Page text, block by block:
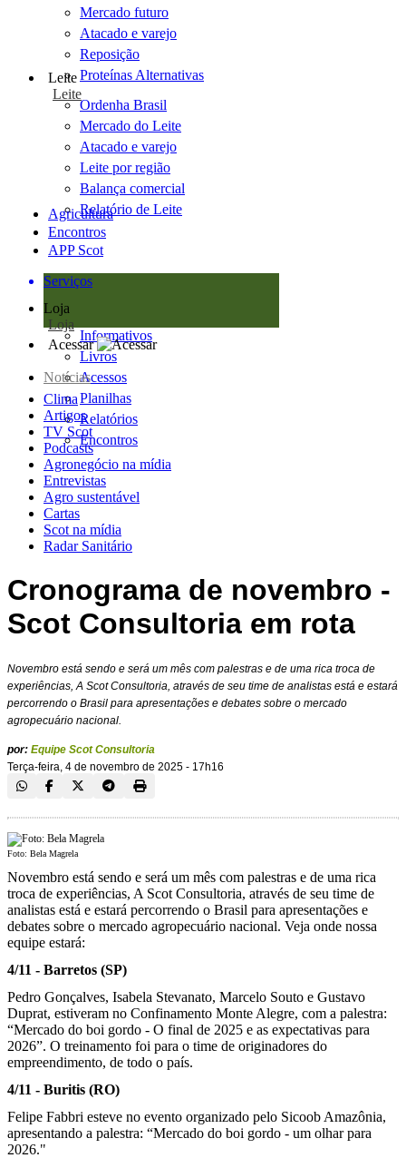
Mercado futuro
Atacado e varejo
Reposição
Proteínas Alternativas
Leite
Leite
Ordenha Brasil
Mercado do Leite
Atacado e varejo
Leite por região
Balança comercial
Relatório de Leite
Agricultura
Encontros
APP Scot
Serviços
Loja
Loja
Informativos
Livros
Acessos
Planilhas
Relatórios
Encontros
Acessar
Notícias
Clima
Artigos
TV Scot
Podcasts
Agronegócio na mídia
Entrevistas
Agro sustentável
Cartas
Scot na mídia
Radar Sanitário
Cronograma de novembro -
Scot Consultoria em rota
Novembro está sendo e será um mês com palestras e de uma rica troca de
experiências, A Scot Consultoria, através de seu time de analistas está e estará
percorrendo o Brasil para apresentações e debates sobre o mercado
agropecuário nacional.
por: Equipe Scot Consultoria
Terça-feira, 4 de novembro de 2025 - 17h16
Foto: Bela Magrela
Novembro está sendo e será um mês com palestras e de uma rica
troca de experiências, A Scot Consultoria, através de seu time de
analistas está e estará percorrendo o Brasil para apresentações e
debates sobre o mercado agropecuário nacional. Veja onde nossa
equipe estará:
4/11 - Barretos (SP)
Pedro Gonçalves, Isabela Stevanato, Marcelo Souto e Gustavo
Duprat, estiveram no Confinamento Monte Alegre, com a palestra:
“Mercado do boi gordo - O final de 2025 e as expectativas para
2026”. O treinamento foi para o time de originadores do
empreendimento, de todo o país.
4/11 - Buritis (RO)
Felipe Fabbri esteve no evento organizado pelo Sicoob Amazônia,
apresentando a palestra: “Mercado do boi gordo - um olhar para
2026."